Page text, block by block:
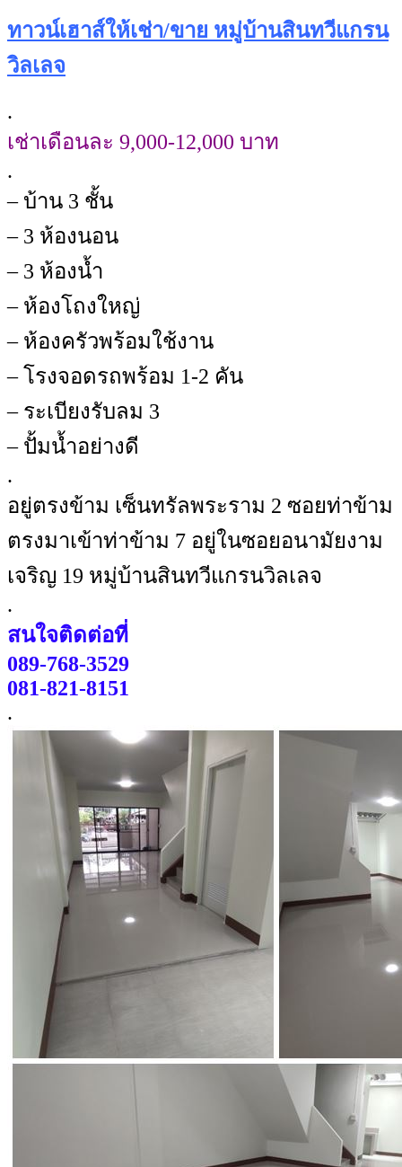
ทาวน์เฮาส์ให้เช่า/ขาย หมู่บ้านสินทวีแกรน
วิลเลจ
.
เช่าเดือนละ 9,000-12,000 บาท
.
– บ้าน 3 ชั้น
– 3 ห้องนอน
– 3 ห้องน้ำ
– ห้องโถงใหญ่
– ห้องครัวพร้อมใช้งาน
– โรงจอดรถพร้อม 1-2 คัน
– ระเบียงรับลม 3
– ปั้มน้ำอย่างดี
.
อยู่ตรงข้าม เซ็นทรัลพระราม 2 ซอยท่าข้าม
ตรงมาเข้าท่าข้าม 7 อยู่ในซอยอนามัยงาม
เจริญ 19 หมู่บ้านสินทวีแกรนวิลเลจ
.
สนใจติดต่อที่
089-768-3529
081-821-8151
.